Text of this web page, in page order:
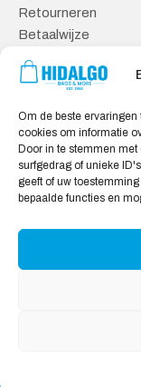
Om de beste
cookies om informatie
Door in te stemmen
surfgedrag of unieke
geeft of uw
bepaalde functies en
Retourneren
Betaalwijze
Veilig Shoppen
Algemene
Privacy Verklaring
Cookie Verklaring
Aansprakelijkheid
Copyright